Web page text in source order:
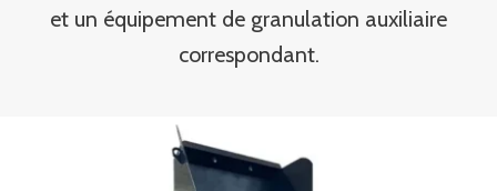
et un équipement de granulation auxiliaire
correspondant.